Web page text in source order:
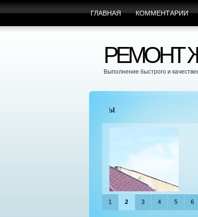
ГЛАВНАЯ КОММЕНТАРИИ
РЕМОНТ
Выполнение быстрого и
Марафет Поможет
1 2 3 4 5 6